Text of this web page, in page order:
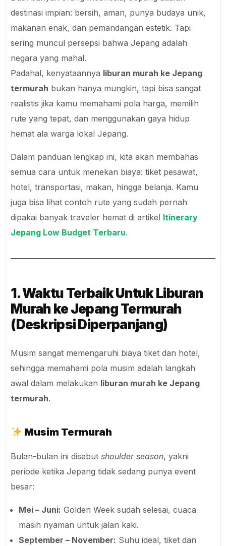
destinasi impian: bersih, aman, punya budaya unik,
makanan enak, dan pemandangan estetik. Tapi
sering muncul persepsi bahwa Jepang adalah
negara yang mahal.
Padahal, kenyataannya liburan murah ke Jepang
termurah bukan hanya mungkin, tapi bisa sangat
realistis jika kamu memahami pola harga, memilih
rute yang tepat, dan menggunakan gaya hidup
hemat ala warga lokal Jepang.
Dalam panduan lengkap ini, kita akan membahas
semua cara untuk menekan biaya: tiket pesawat,
hotel, transportasi, makan, hingga belanja. Kamu
juga bisa lihat contoh rute yang sudah pernah
dipakai banyak traveler hemat di artikel Itinerary
Jepang Low Budget Terbaru.
1. Waktu Terbaik Untuk Liburan
Murah ke Jepang Termurah
(Deskripsi Diperpanjang)
Musim sangat memengaruhi biaya tiket dan hotel,
sehingga memahami pola musim adalah langkah
awal dalam melakukan liburan murah ke Jepang
termurah.
Musim Termurah
Bulan-bulan ini disebutshoulder season, yakni
periode ketika Jepang tidak sedang punya event
besar:
Mei – Juni: Golden Week sudah selesai, cuaca
masih nyaman untuk jalan kaki.
September – November: Suhu ideal, tiket dan